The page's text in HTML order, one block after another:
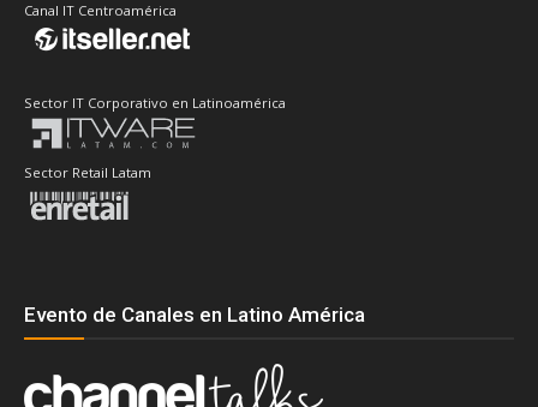
Canal IT Centroamérica
Sector IT Corporativo en Latinoamérica
Sector Retail Latam
Evento de Canales en Latino América